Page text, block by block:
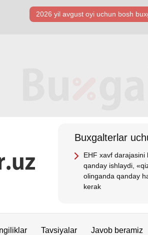
2026 yil avgust oyi uchun bosh
Buхgalterlar
EHF хavf darajasini
qanday ishlaydi,
olinganda qanday
kerak
Tavsiyalar
Javob beramiz